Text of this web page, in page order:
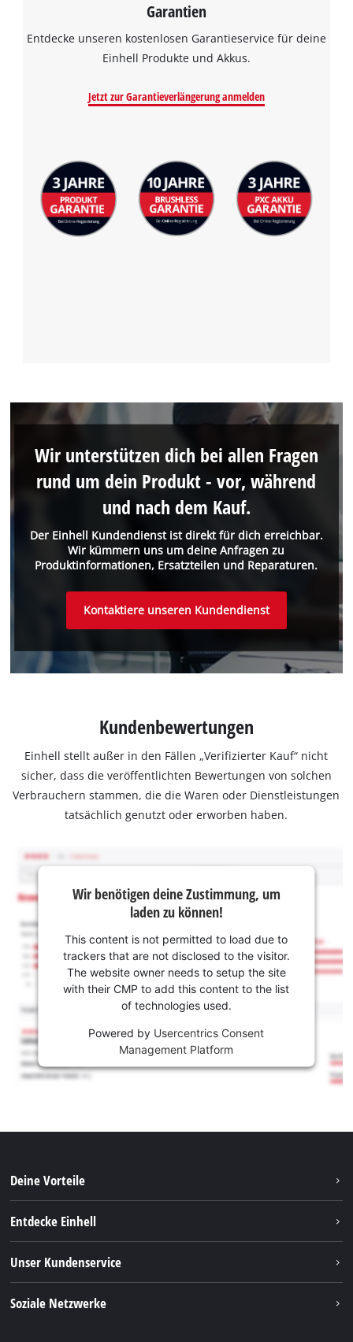
Garantien
Entdecke unseren kostenlosen Garantieservice für deine
Einhell Produkte und Akkus.
Jetzt zur Garantieverlängerung anmelden
Der Einhell Kundendienst ist direkt für dich erreichbar.
Wir kümmern uns um deine Anfragen zu
Produktinformationen, Ersatzteilen und Reparaturen.
Wir unterstützen dich bei allen Fragen
rund um dein Produkt - vor, während
und nach dem Kauf.
Kontaktiere unseren Kundendienst
Kundenbewertungen
Einhell stellt außer in den Fällen „Verifizierter Kauf“ nicht
sicher, dass die veröffentlichten Bewertungen von solchen
Verbrauchern stammen, die die Waren oder Dienstleistungen
tatsächlich genutzt oder erworben haben.
Wir benötigen deine Zustimmung, um
laden zu können!
This content is not permitted to load due to
trackers that are not disclosed to the visitor.
The website owner needs to setup the site
with their CMP to add this content to the list
of technologies used.
Powered by Usercentrics Consent
Management Platform
Deine Vorteile
Entdecke Einhell
Nachhaltigkeit
Unser Kundenservice
Soziale Netzwerke